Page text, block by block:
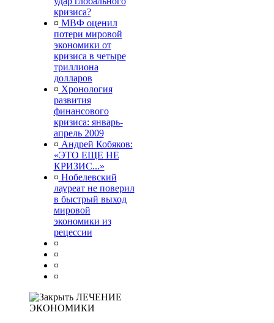
кризиса?
¤ МВФ оценил
потери мировой
экономики от
кризиса в четыре
триллиона
долларов
¤ Хронология
развития
финансового
кризиса: январь-
апрель 2009
¤ Андрей Кобяков:
«ЭТО ЕЩЕ НЕ
КРИЗИС...»
¤ Нобелевский
лауреат не поверил
в быстрый выход
мировой
экономики из
рецессии
¤
¤
¤
¤
ЛЕЧЕНИЕ
ЭКОНОМИКИ